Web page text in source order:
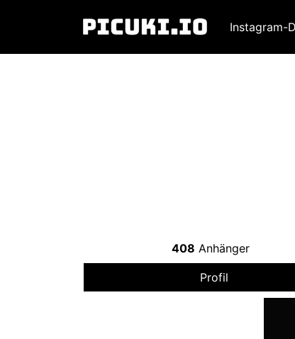
Instagram-
408 Anhänger
Profil